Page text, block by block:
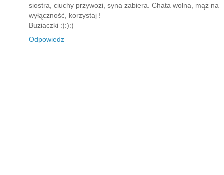
siostra, ciuchy przywozi, syna zabiera. Chata wolna, mąż na
wyłączność, korzystaj !
Buziaczki :):):)
Odpowiedz